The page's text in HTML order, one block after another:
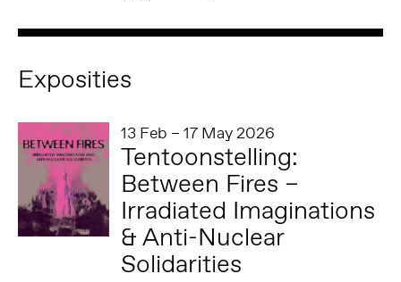
Exposities
13 Feb – 17 May 2026
Tentoonstelling:
Between Fires –
Irradiated Imaginations
& Anti-Nuclear
Solidarities